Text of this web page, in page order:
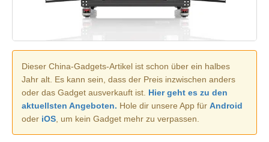
Dieser China-Gadgets-Artikel ist schon über ein halbes
Jahr alt. Es kann sein, dass der Preis inzwischen anders
oder das Gadget ausverkauft ist. Hier geht es zu den
aktuellsten Angeboten. Hole dir unsere App für Android
oder iOS , um kein Gadget mehr zu verpassen.